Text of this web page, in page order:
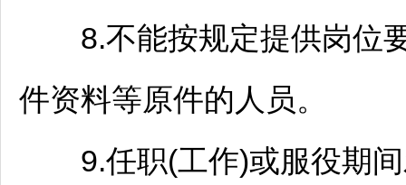
8.不能按规定提供岗位要
件资料等原件的人员。
9.任职(工作)或服役期间